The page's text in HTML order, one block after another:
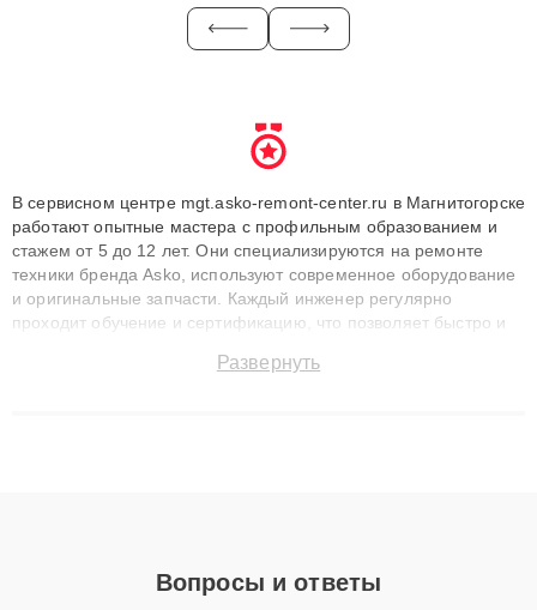
В сервисном центре mgt.asko-remont-center.ru в Магнитогорске
работают опытные мастера с профильным образованием и
стажем от 5 до 12 лет. Они специализируются на ремонте
техники бренда Asko, используют современное оборудование
и оригинальные запчасти. Каждый инженер регулярно
проходит обучение и сертификацию, что позволяет быстро и
сохранением гарантии до 3 лет. Наши мастера решают
Развернуть
Вопросы и ответы